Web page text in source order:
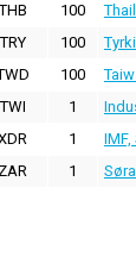
100
TRY
100
100
TWI
1
1
ZAR
1